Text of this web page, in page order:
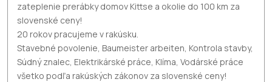
zateplenie prerábky domov Kittse a okolie do 100 km za
slovenské ceny!
20 rokov pracujeme v rakúsku.
Stavebné povolenie, Baumeister arbeiten, Kontrola stavby,
Súdný znalec, Elektrikárské práce, Klíma, Vodárské práce
všetko podľa rakúských zákonov za slovenské ceny!